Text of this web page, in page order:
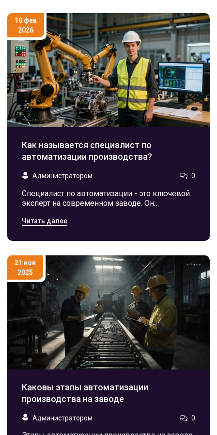
10 фев
2026
Как называется специалист по
автоматизации производства?
Администратором 0
Специалист по автоматизации - это ключевой
эксперт на современном заводе. Он
системы, заменяющие ручной труд. Без него
эффективно.
Читать далее
21 ноя
2025
Каковы этапы автоматизации
производства на заводе
Администратором 0